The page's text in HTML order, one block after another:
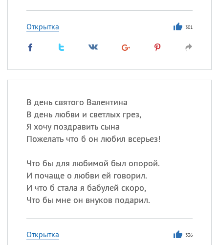
Открытка 301
В день святого Валентина
В день любви и светлых грез,
Я хочу поздравить сына
Пожелать что б он любил всерьез!
Что бы для любимой был опорой.
И почаще о любви ей говорил.
И что б стала я бабулей скоро,
Что бы мне он внуков подарил.
Открытка 336